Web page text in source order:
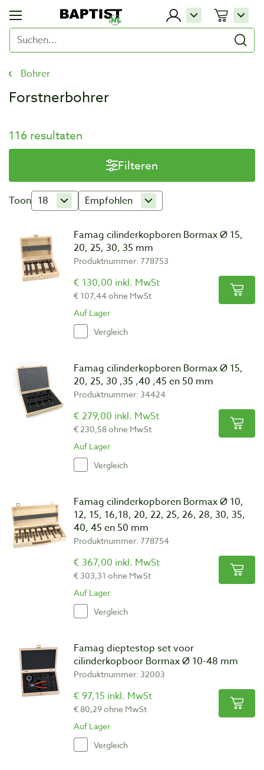
Bohrer
Forstnerbohrer
116 resultaten
Filteren
Toon 18 Empfohlen
Famag cilinderkopboren Bormax Ø 15,
20, 25, 30, 35 mm
Produktnummer: 778753
€ 130,00 inkl. MwSt
€ 107,44 ohne MwSt
Auf Lager
Vergleich
Famag cilinderkopboren Bormax Ø 15,
20, 25, 30 ,35 ,40 ,45 en 50 mm
Produktnummer: 34424
€ 279,00 inkl. MwSt
€ 230,58 ohne MwSt
Auf Lager
Vergleich
Famag cilinderkopboren Bormax Ø 10,
12, 15, 16,18, 20, 22, 25, 26, 28, 30, 35,
40, 45 en 50 mm
Produktnummer: 778754
€ 367,00 inkl. MwSt
€ 303,31 ohne MwSt
Auf Lager
Vergleich
Famag dieptestop set voor
cilinderkopboor Bormax Ø 10-48 mm
Produktnummer: 32003
€ 97,15 inkl. MwSt
€ 80,29 ohne MwSt
Auf Lager
Vergleich